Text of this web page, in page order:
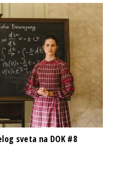
sveta na DOK #8